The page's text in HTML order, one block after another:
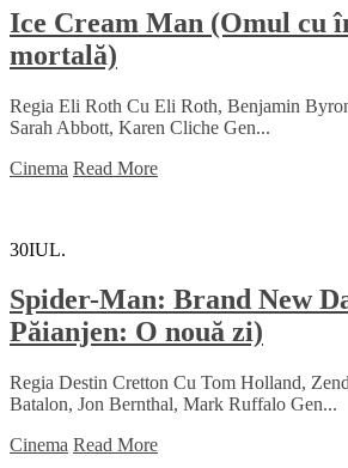
Ice Cream Man (Omul cu
mortală)
Regia Eli Roth Cu Eli Roth, Benjamin
Sarah Abbott, Karen Cliche Gen...
Cinema Read More
30IUL.
Spider-Man: Brand New
Păianjen: O nouă zi)
Regia Destin Cretton Cu Tom Holland,
Batalon, Jon Bernthal, Mark Ruffalo Gen...
Cinema Read More